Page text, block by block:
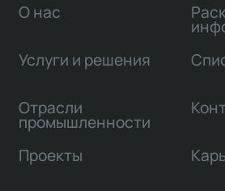
О нас
Услуги и решения
Отрасли
промышленности
Проекты